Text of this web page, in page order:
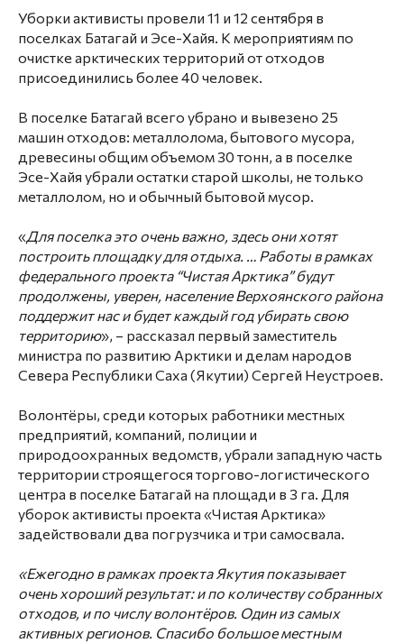
Уборки активисты провели 11 и 12 сентября в
поселках Батагай и Эсе-Хайя. К мероприятиям по
очистке арктических территорий от отходов
присоединились более 40 человек.
В поселке Батагай всего убрано и вывезено 25
машин отходов: металлолома, бытового мусора,
древесины общим объемом 30 тонн, а в поселке
Эсе-Хайя убрали остатки старой школы, не только
металлолом, но и обычный бытовой мусор.
«Для поселка это очень важно, здесь они хотят
построить площадку для отдыха. … Работы в рамках
федерального проекта “Чистая Арктика” будут
продолжены, уверен, население Верхоянского района
поддержит нас и будет каждый год убирать свою
территорию», – рассказал первый заместитель
министра по развитию Арктики и делам народов
Севера Республики Саха (Якутии) Сергей Неустроев.
Волонтёры, среди которых работники местных
предприятий, компаний, полиции и
природоохранных ведомств, убрали западную часть
территории строящегося торгово-логистического
центра в поселке Батагай на площади в 3 га. Для
уборок активисты проекта «Чистая Арктика»
задействовали два погрузчика и три самосвала.
«Ежегодно в рамках проекта Якутия показывает
очень хороший результат: и по количеству собранных
отходов, и по числу волонтёров. Один из самых
активных регионов. Спасибо большое местным